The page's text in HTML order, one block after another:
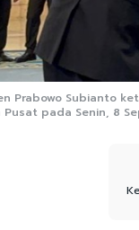
Prabowo Subianto
Pusat pada Senin, 8